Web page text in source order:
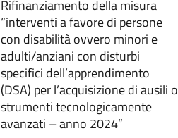
Rifinanziamento della misura
“interventi a favore di persone
con disabilità ovvero minori e
adulti/anziani con disturbi
specifici dell’apprendimento
(DSA) per l’acquisizione di ausili o
strumenti tecnologicamente
avanzati – anno 2024”